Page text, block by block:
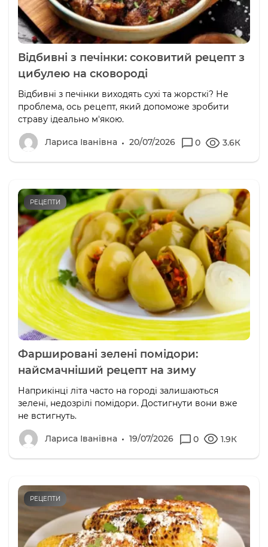
Відбивні з печінки: соковитий рецепт з
цибулею на сковороді
Відбивні з печінки виходять сухі та жорсткі? Не
проблема, ось рецепт, який допоможе зробити
страву ідеально м'якою.
Лариса Іванівна 20/07/2026 0 3.6К
РЕЦЕПТИ
Фаршировані зелені помідори:
найсмачніший рецепт на зиму
Наприкінці літа часто на городі залишаються
зелені, недозрілі помідори. Достигнути вони вже
не встигнуть.
Лариса Іванівна 19/07/2026 0 1.9К
РЕЦЕПТИ